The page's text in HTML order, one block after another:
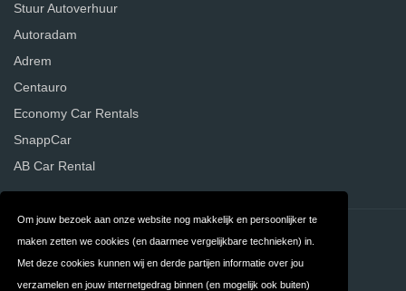
Om jouw bezoek aan onze website nog makkelijk en persoonlijker te
maken zetten we cookies (en daarmee vergelijkbare technieken) in.
Met deze cookies kunnen wij en derde partijen informatie over jou
verzamelen en jouw internetgedrag binnen (en mogelijk ook buiten)
Stuur Autoverhuur
Autoradam
Adrem
Centauro
Economy Car Rentals
SnappCar
AB Car Rental
Contact Privacy
Algemene FAQ